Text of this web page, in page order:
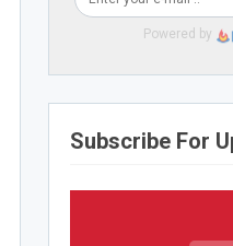
Powered by
Subscribe For